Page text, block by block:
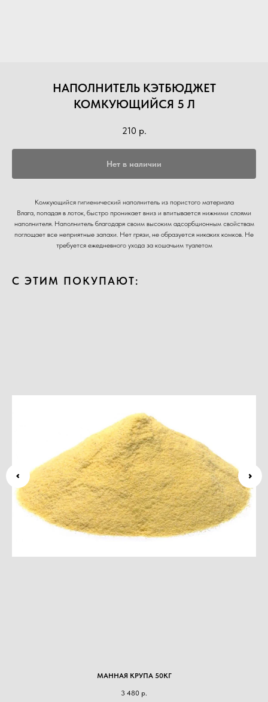
НАПОЛНИТЕЛЬ КЭТБЮДЖЕТ
КОМКУЮЩИЙСЯ 5 Л
210 р.
Нет в наличии
Комкующийся гигиенический наполнитель из пористого материала
Влага, попадая в лоток, быстро проникает вниз и впитывается нижними слоями
наполнителя. Наполнитель благодаря своим высоким адсорбционным свойствам
поглощает все неприятные запахи. Нет грязи, не образуется никаких комков. Не
требуется ежедневного ухода за кошачьим туалетом
С ЭТИМ ПОКУПАЮТ:
МАННАЯ КРУПА 50КГ
3 480 р.